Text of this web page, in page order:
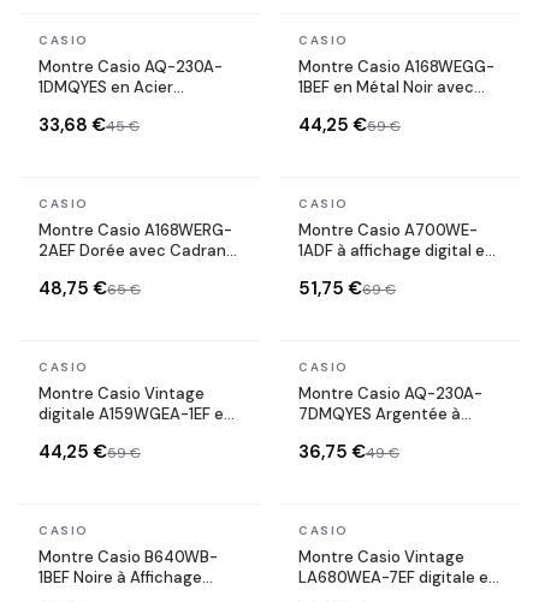
En stock
CASIO
Montre Casio AQ-230A-
1DMQYES en Acier
Affichage Noir
33,68 €45 €
En stock
CASIO
Montre Casio A168WEGG-
1BEF en Métal Noir avec
44,25 €59 €
En stock
CASIO
Montre Casio A168WERG-
2AEF Dorée avec Cadran
48,75 €65 €
En stock
CASIO
Montre Casio A700WE-
1ADF à affichage digital et
inoxydable
51,75 €69 €
En stock
CASIO
Montre Casio Vintage
digitale A159WGEA-1EF en
cadran noir
44,25 €59 €
En stock
CASIO
Montre Casio AQ-230A-
7DMQYES Argentée à
Bracelet Acier
36,75 €49 €
En stock
CASIO
Montre Casio B640WB-
1BEF Noire à Affichage
En stock
CASIO
Montre Casio Vintage
LA680WEA-7EF digitale en